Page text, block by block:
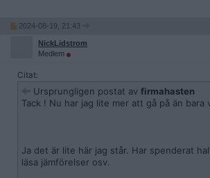
2024-08-19, 21:43
NickLidstrom
Medlem
Citat:
Ursprungligen postat av firmahasten
Tack ! Nu har jag lite mer att gå på än bara
Ja det är lite här jag står. Har spenderat
läsa jämförelser osv.